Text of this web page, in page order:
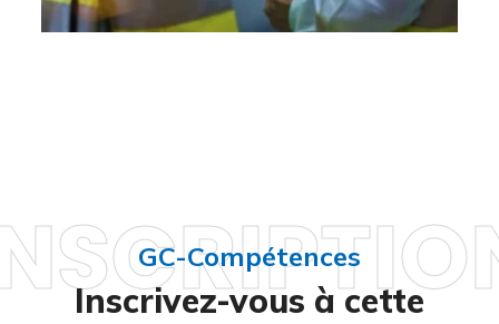
GC-Compétences
Inscrivez-vous à cette